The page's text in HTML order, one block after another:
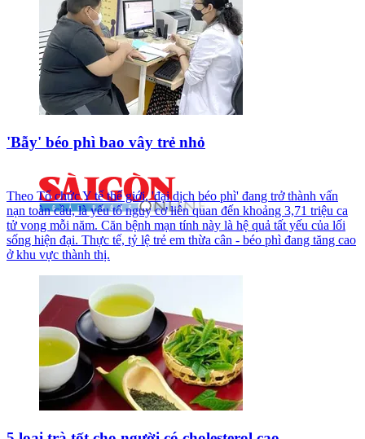
'Bẫy' béo phì bao vây trẻ nhỏ
Theo Tổ chức Y tế thế giới, 'đại dịch béo phì' đang trở thành vấn
nạn toàn cầu, là yếu tố nguy cơ liên quan đến khoảng 3,71 triệu ca
tử vong mỗi năm. Căn bệnh mạn tính này là hệ quả tất yếu của lối
sống hiện đại. Thực tế, tỷ lệ trẻ em thừa cân - béo phì đang tăng cao
ở khu vực thành thị.